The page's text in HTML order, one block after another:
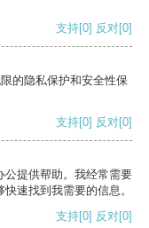
支持[0] 反对[0]
的隐私保护和安全性保
支持[0] 反对[0]
公提供帮助。我经常需要
速找到我需要的信息。
支持[0] 反对[0]